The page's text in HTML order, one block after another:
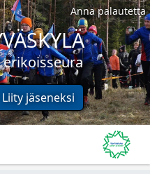
Liity jäseneksi
Anna palautetta